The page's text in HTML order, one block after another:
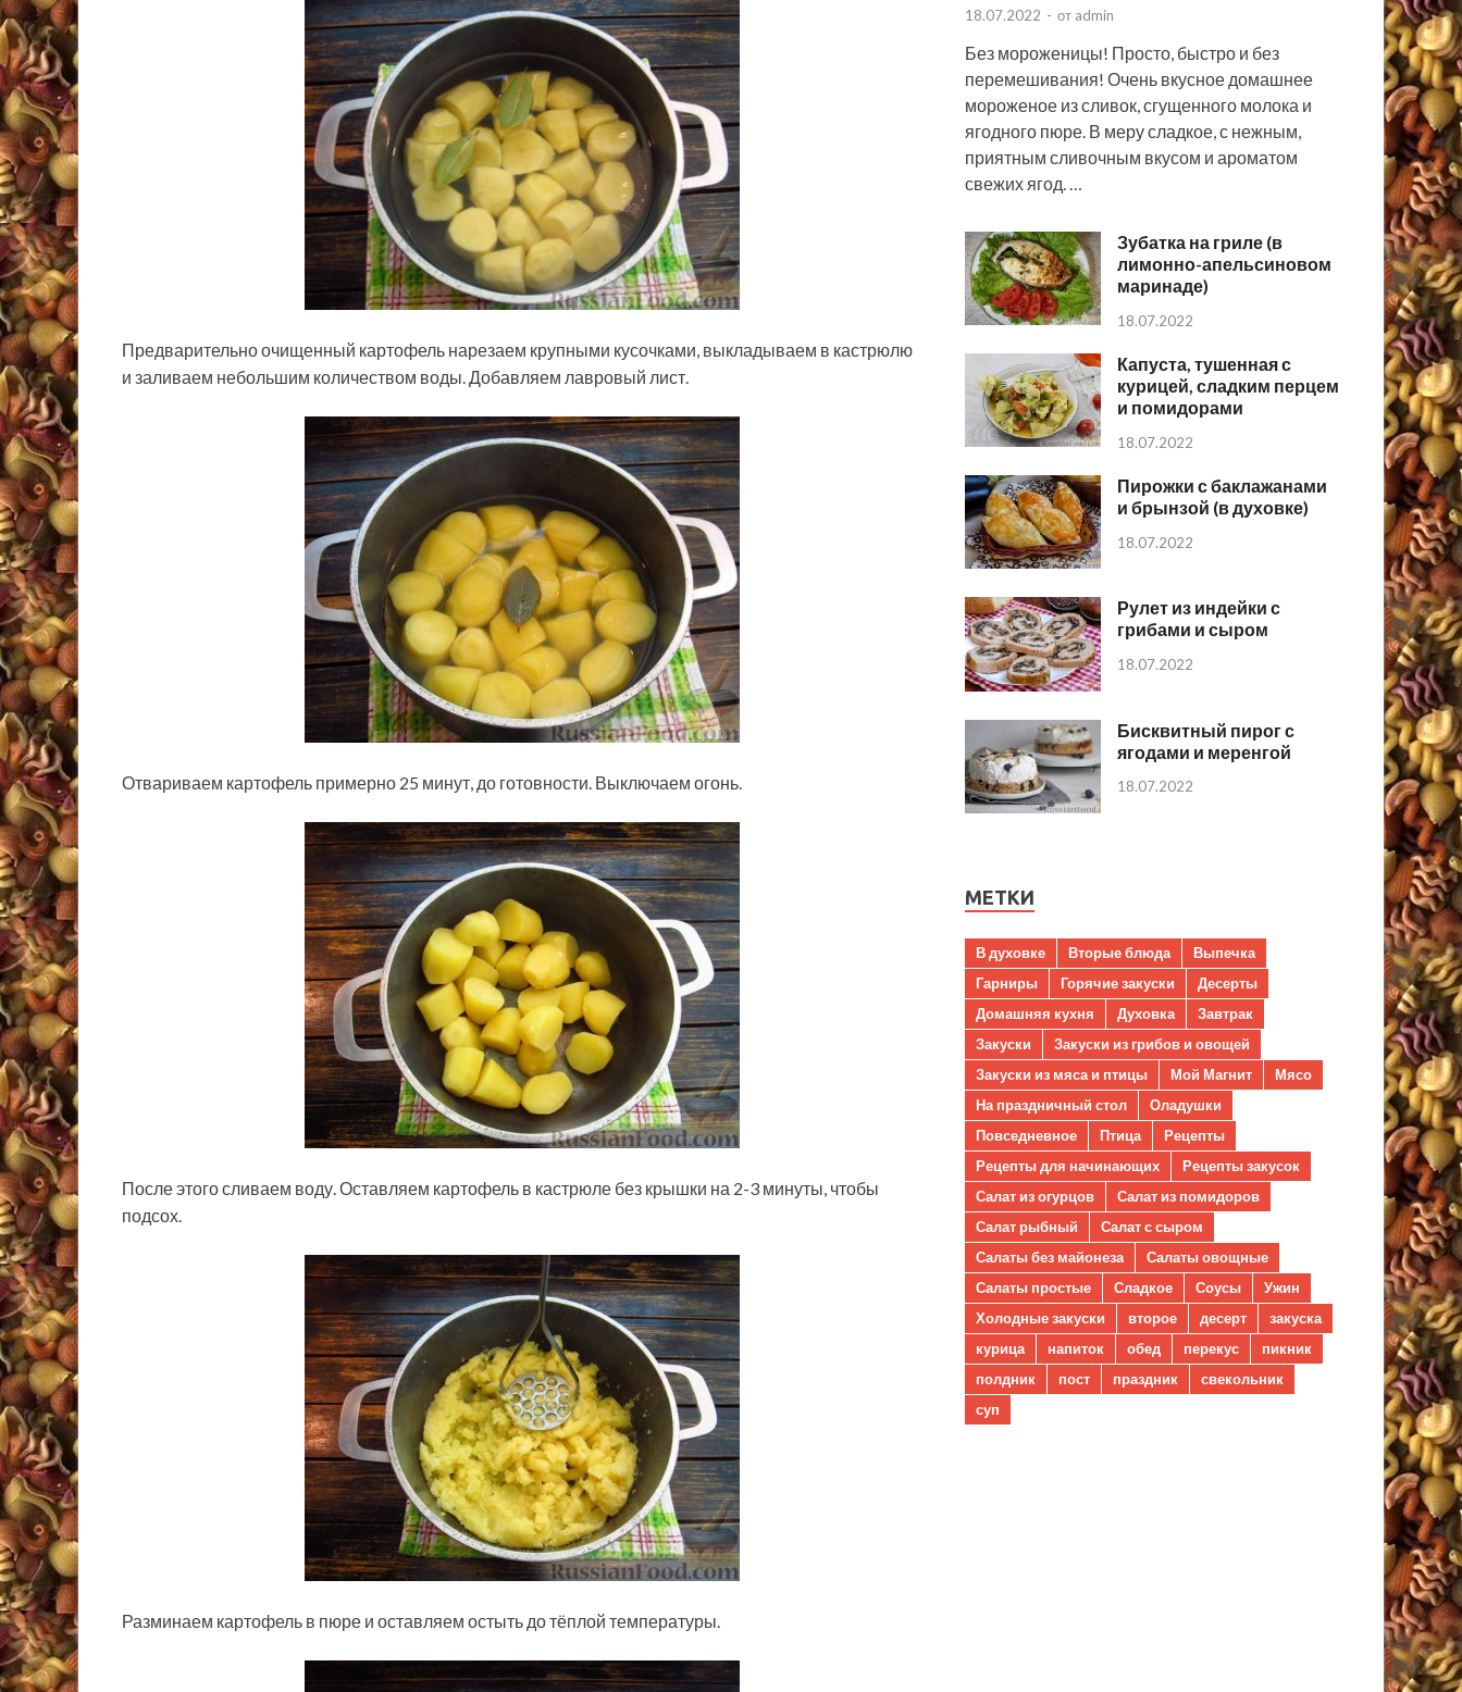
Предварительно очищенный картофель нарезаем крупными кусочками, выкладываем в кастрюлю
и заливаем небольшим количеством воды. Добавляем лавровый лист.
Отвариваем картофель примерно 25 минут, до готовности. Выключаем огонь.
После этого сливаем воду. Оставляем картофель в кастрюле без крышки на 2-3 минуты, чтобы
подсох.
Разминаем картофель в пюре и оставляем остыть до тёплой температуры.
18.07.2022 - от admin
Без мороженицы! Просто, быстро и без
перемешивания! Очень вкусное домашнее
мороженое из сливок, сгущенного молока и
ягодного пюре. В меру сладкое, с нежным,
приятным сливочным вкусом и ароматом
свежих ягод. …
Зубатка на гриле (в
лимонно-апельсиновом
маринаде)
18.07.2022
Капуста, тушенная с
курицей, сладким перцем
и помидорами
18.07.2022
Пирожки с баклажанами
и брынзой (в духовке)
18.07.2022
Рулет из индейки с
грибами и сыром
18.07.2022
Бисквитный пирог с
ягодами и меренгой
18.07.2022
МЕТКИ
В духовке Вторые блюда
Выпечка
Гарниры
Горячие закуски
Десерты
Домашняя кухня
Духовка
Завтрак
Закуски
Закуски из грибов и овощей
Закуски из мяса и птицы
Мой Магнит
Мясо
На праздничный стол
Оладушки
Повседневное
Птица
Рецепты
Рецепты для начинающих
Рецепты закусок
Салат из огурцов
Салат из помидоров
Салат рыбный
Салат с сыром
Салаты без майонеза
Салаты овощные
Салаты простые
Сладкое Соусы
Ужин
Холодные закуски
второе десерт
закуска
курица
напиток обед перекус
пикник
полдник
пост праздник
свекольник
суп